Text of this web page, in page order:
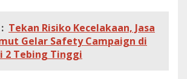
Tekan Risiko Kecelakaan, Jasa
Gelar Safety Campaign di
2 Tebing Tinggi